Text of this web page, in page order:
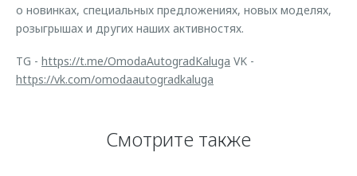
Оригинальные аксессуары
Запчасти
Трейд-ин
Аксессуары
Одежда и сувениры
Оригинальные аксессуары
о новинках, специальных предложениях, новых моделях,
розыгрышах и других наших активностях.
TG - https://t.me/OmodaAutogradKaluga VK -
https://vk.com/omodaautogradkaluga
Смотрите также